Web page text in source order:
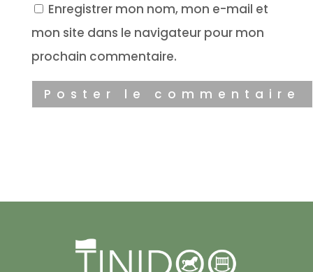
Enregistrer mon nom, mon e-mail et
mon site dans le navigateur pour mon
prochain commentaire.